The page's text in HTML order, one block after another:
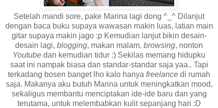
Setelah mandi sore, pake Marina lagi dong ^_^ Dilanjut
dengan baca buku supaya wawasan makin luas, latian main
gitar supaya makin jago :p Kemudian lanjut bikin desain-
desain lagi, blogging, makan malam, browsing, nonton
Youtube dan kemudian tidur :) Sekilas memang hidupku
saat ini nampak biasa dan standar-standar saja yaa.. Tapi
terkadang bosen banget lho kalo hanya freelance di rumah
saja. Makanya aku butuh Marina untuk meningkatkan mood,
sekaligus membantu menciptakan ide-ide baru dan yang
terutama, untuk melembabkan kulit sepanjang hari :D